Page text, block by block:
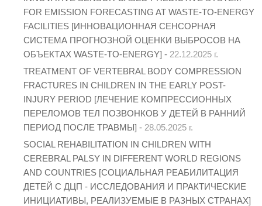
FOR EMISSION FORECASTING AT WASTE-TO-ENERGY
FACILITIES [ИННОВАЦИОННАЯ СЕНСОРНАЯ
СИСТЕМА ПРОГНОЗНОЙ ОЦЕНКИ ВЫБРОСОВ НА
ОБЪЕКТАХ WASTE-TO-ENERGY] - 22.12.2025 г.
TREATMENT OF VERTEBRAL BODY COMPRESSION
FRACTURES IN CHILDREN IN THE EARLY POST-
INJURY PERIOD [ЛЕЧЕНИЕ КОМПРЕССИОННЫХ
ПЕРЕЛОМОВ ТЕЛ ПОЗВОНКОВ У ДЕТЕЙ В РАННИЙ
ПЕРИОД ПОСЛЕ ТРАВМЫ] - 28.05.2025 г.
SOCIAL REHABILITATION IN CHILDREN WITH
CEREBRAL PALSY IN DIFFERENT WORLD REGIONS
AND COUNTRIES [СОЦИАЛЬНАЯ РЕАБИЛИТАЦИЯ
ДЕТЕЙ С ДЦП - ИССЛЕДОВАНИЯ И ПРАКТИЧЕСКИЕ
ИНИЦИАТИВЫ, РЕАЛИЗУЕМЫЕ В РАЗНЫХ СТРАНАХ]